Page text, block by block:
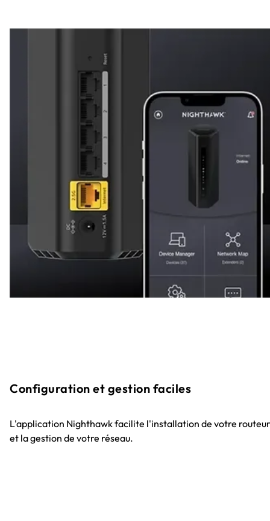
Configuration et gestion faciles
L'application Nighthawk facilite l'installation de votre routeur
et la gestion de votre réseau.